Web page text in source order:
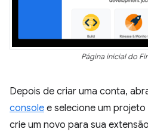
Página inicial do
Depois de criar uma conta,
console e selecione um
crie um novo para sua